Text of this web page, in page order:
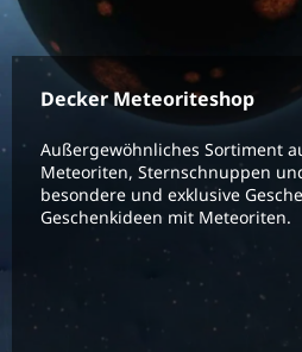
Decker Meteoriteshop
Außergewöhnliches Sortiment
Meteoriten, Sternschnuppen
besondere und exklusive
Geschenkideen mit Meteoriten.